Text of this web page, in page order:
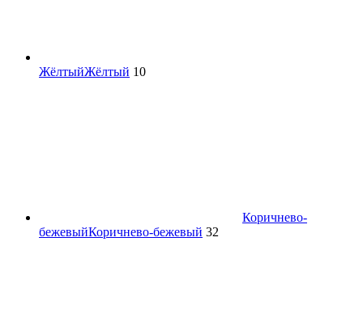
ЖёлтыйЖёлтый 10
Коричнево-
бежевыйКоричнево-бежевый 32